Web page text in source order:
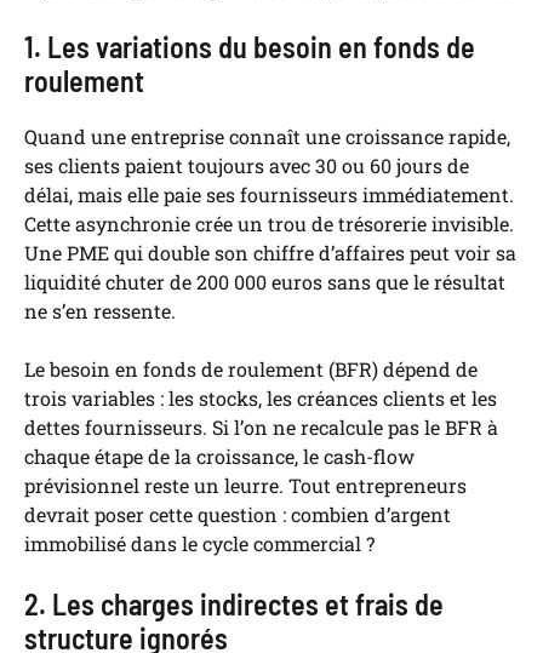
1. Les variations du besoin en fonds de
roulement
Quand une entreprise connaît une croissance rapide,
ses clients paient toujours avec 30 ou 60 jours de
délai, mais elle paie ses fournisseurs immédiatement.
Cette asynchronie crée un trou de trésorerie invisible.
Une PME qui double son chiffre d’affaires peut voir sa
liquidité chuter de 200 000 euros sans que le résultat
ne s’en ressente.
Le besoin en fonds de roulement (BFR) dépend de
trois variables : les stocks, les créances clients et les
dettes fournisseurs. Si l’on ne recalcule pas le BFR à
chaque étape de la croissance, le cash-flow
prévisionnel reste un leurre. Tout entrepreneurs
devrait poser cette question : combien d’argent
immobilisé dans le cycle commercial ?
2. Les charges indirectes et frais de
structure ignorés